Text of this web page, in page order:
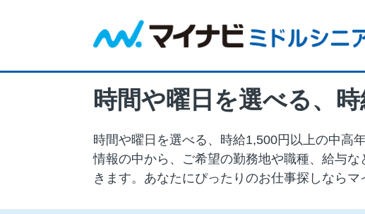
時間や曜日を選べる、
時間や曜日を選べる、時給1,500円以上の中⾼
情報の中から、ご希望の勤務地や職種、給与
きます。あなたにぴったりのお仕事探しならマ